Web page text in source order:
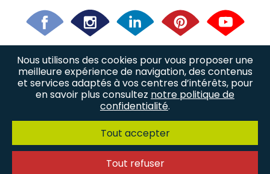
Nos offres d’emploi
Nos métiers
Nous trouver
Plan du site
Politique de confidentialité
Mentions légales
Contact
Nous utilisons des cookies pour vous proposer une
meilleure expérience de navigation, des contenus
et services adaptés à vos centres d’intérêts, pour
en savoir plus consultez notre politique de
confidentialité.
Tout accepter
Tout refuser